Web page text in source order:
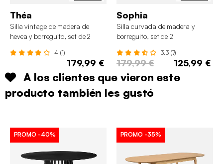
Théa
Silla vintage de madera de
hevea y borreguito, set de 2
4 (1)
179,99 €
Sophia
Silla curvada de madera y
borreguito, set de 2
3.3 (7)
179,99 € 125,99 €
A los clientes que vieron este
producto también les gustó
PROMO -40% PROMO -35%